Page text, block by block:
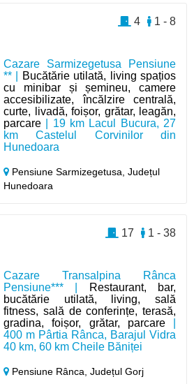
Cazare Sarmizegetusa Pensiune
** |
Bucătărie utilată, living spațios
cu minibar și șemineu, camere
accesibilizate, încălzire centrală,
curte, livadă, foișor, grătar, leagăn,
parcare | 19 km Lacul Bucura, 27
km Castelul Corvinilor din
Hunedoara
Pensiune Sarmizegetusa,Județul
Hunedoara
1 - 8
4
Cazare Transalpina Rânca
Pensiune*** |
Restaurant, bar,
bucătărie utilată, living, sală
fitness, sală de conferințe, terasă,
gradina, foișor, grătar, parcare|
400 m Pârtia Rânca, Barajul Vidra
40 km, 60 km Cheile Băniței
Pensiune Rânca,Județul Gorj
1 - 38
17